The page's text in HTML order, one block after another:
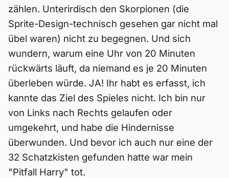
zählen. Unterirdisch den Skorpionen (die
Sprite-Design-technisch gesehen gar nicht mal
übel waren) nicht zu begegnen. Und sich
wundern, warum eine Uhr von 20 Minuten
rückwärts läuft, da niemand es je 20 Minuten
überleben würde. JA! Ihr habt es erfasst, ich
kannte das Ziel des Spieles nicht. Ich bin nur
von Links nach Rechts gelaufen oder
umgekehrt, und habe die Hindernisse
überwunden. Und bevor ich auch nur eine der
32 Schatzkisten gefunden hatte war mein
"Pitfall Harry" tot.